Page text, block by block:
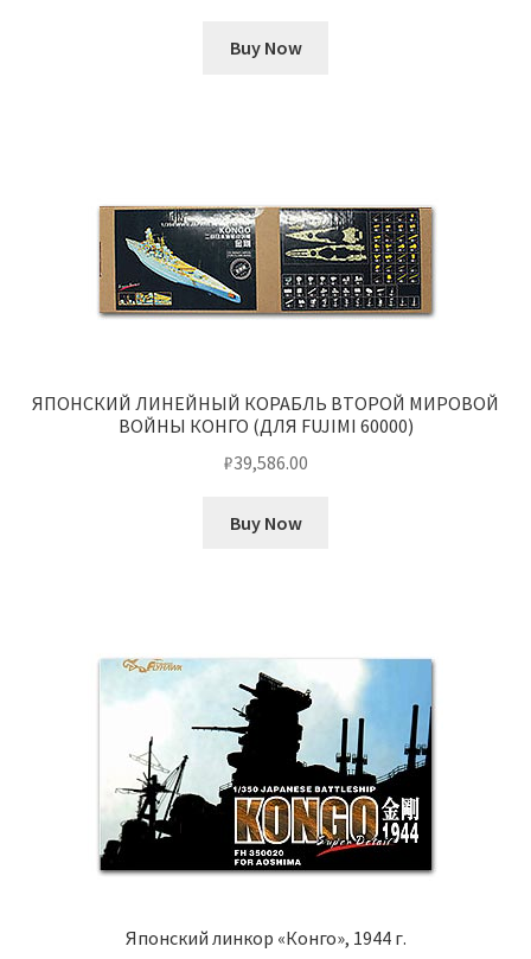
Buy Now
ЯПОНСКИЙ ЛИНЕЙНЫЙ КОРАБЛЬ ВТОРОЙ МИРОВОЙ
ВОЙНЫ КОНГО (ДЛЯ FUJIMI 60000)
₽39,586.00
Buy Now
Японский линкор «Конго», 1944 г.